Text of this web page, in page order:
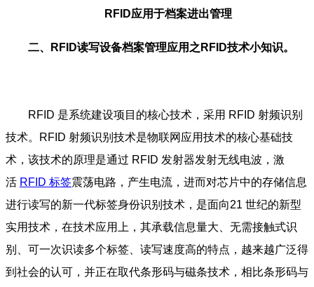
RFID应用于档案进出管理
二、RFID读写设备档案管理应用之RFID技术小知识。
RFID 是系统建设项目的核心技术，采用 RFID 射频识别
技术。RFID 射频识别技术是物联网应用技术的核心基础技
术，该技术的原理是通过 RFID 发射器发射无线电波，激
活 RFID 标签震荡电路，产生电流，进而对芯片中的存储信息
进行读写的新一代标签身份识别技术，是面向21 世纪的新型
实用技术，在技术应用上，其承载信息量大、无需接触式识
别、可一次识读多个标签、读写速度高的特点，越来越广泛得
到社会的认可，并正在取代条形码与磁条技术，相比条形码与